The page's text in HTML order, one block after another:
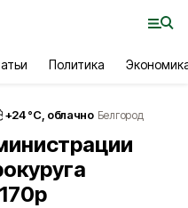
Политика
+24°С, облачно Белгород